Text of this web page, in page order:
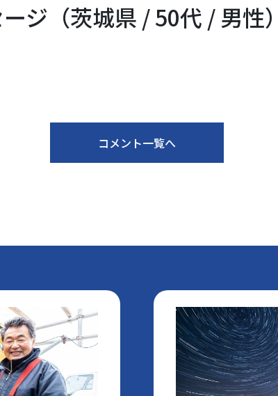
ジ（茨城県 / 50代 / 男性）
コメント一覧へ